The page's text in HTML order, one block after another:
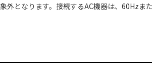
となります。接続するAC機器は、60Hzま